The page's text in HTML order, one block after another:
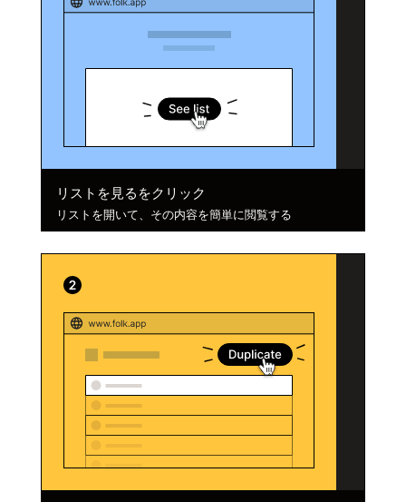
リストを見るをクリック
リストを開いて、その内容を簡単に閲覧する